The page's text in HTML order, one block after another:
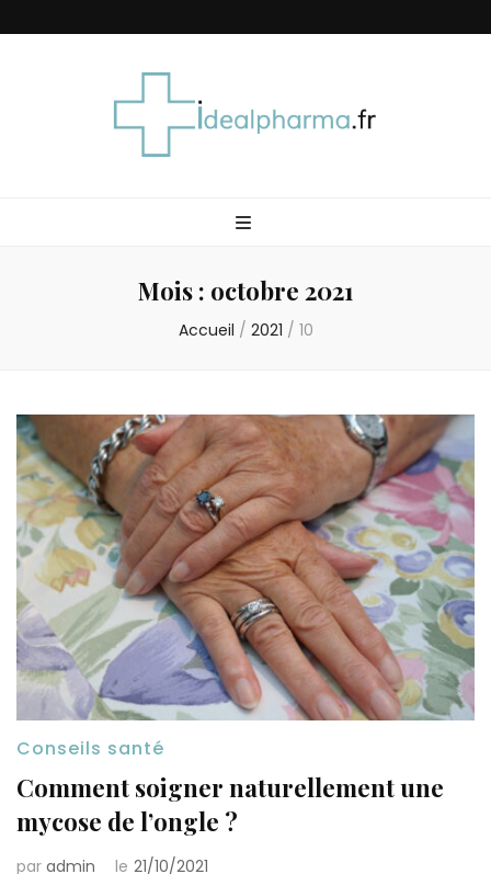
Idéal Pharma
Mois : octobre 2021
Accueil / 2021 / 10
Conseils santé
Comment soigner naturellement une
mycose de l’ongle ?
par admin le 21/10/2021